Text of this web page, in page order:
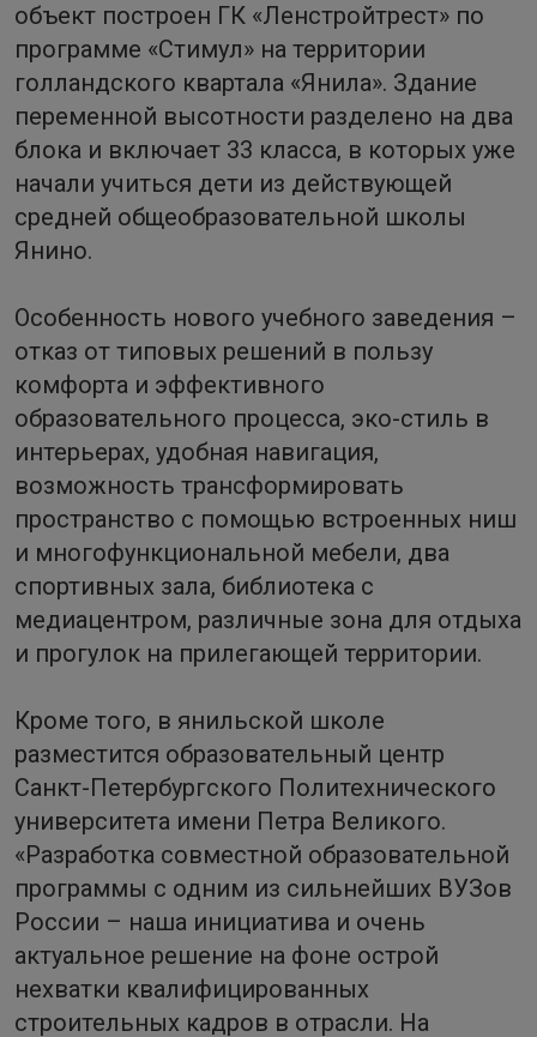
объект построен ГК «Ленстройтрест» по
программе «Стимул» на территории
голландского квартала «Янила». Здание
переменной высотности разделено на два
блока и включает 33 класса, в которых уже
начали учиться дети из действующей
средней общеобразовательной школы
Янино.
Особенность нового учебного заведения –
отказ от типовых решений в пользу
комфорта и эффективного
образовательного процесса, эко-стиль в
интерьерах, удобная навигация,
возможность трансформировать
пространство с помощью встроенных ниш
и многофункциональной мебели, два
спортивных зала, библиотека с
медиацентром, различные зона для отдыха
и прогулок на прилегающей территории.
Кроме того, в янильской школе
разместится образовательный центр
Санкт-Петербургского Политехнического
университета имени Петра Великого.
«Разработка совместной образовательной
программы с одним из сильнейших ВУЗов
России – наша инициатива и очень
актуальное решение на фоне острой
нехватки квалифицированных
строительных кадров в отрасли. На